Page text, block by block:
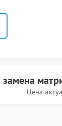
замена
Цена